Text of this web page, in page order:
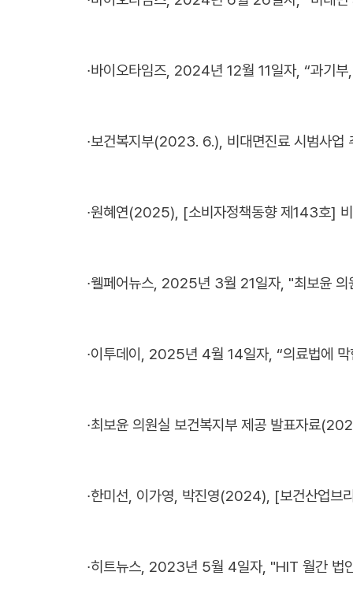
∙바이오타임즈, 2024년 12월 11일자, “과기부,
∙보건복지부(2023. 6.), 비대면진료 시범사업
∙원혜연(2025), [소비자정책동향 제143호] 비
∙웰페어뉴스, 2025년 3월 21일자, "최보윤 의
∙이투데이, 2025년 4월 14일자, “의료법에
∙최보윤 의원실 보건복지부 제공 발표자료
∙한미선, 이가영, 박진영(2024), [보건산업브
∙히트뉴스, 2023년 5월 4일자, "HIT 월간 법